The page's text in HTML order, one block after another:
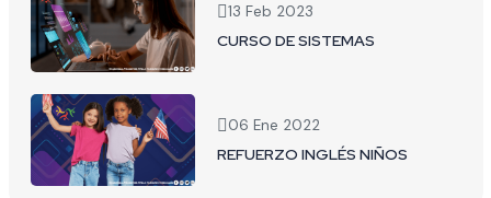
13 Feb 2023
CURSO DE SISTEMAS
06 Ene 2022
REFUERZO INGLÉS NIÑOS